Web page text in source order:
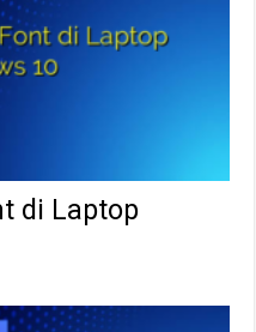
di Laptop